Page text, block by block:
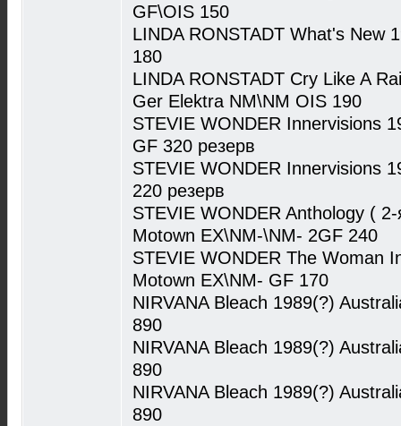
GF\OIS 150
LINDA RONSTADT What's New
180
LINDA RONSTADT Cry Like A
Ger Elektra NM\NM OIS 190
STEVIE WONDER Innervisions
GF 320 резерв
STEVIE WONDER Innervisions
220 резерв
STEVIE WONDER Anthology (
Motown EX\NM-\NM- 2GF 240
STEVIE WONDER The Woman
Motown EX\NM- GF 170
NIRVANA Bleach 1989(?)
890
NIRVANA Bleach 1989(?)
890
NIRVANA Bleach 1989(?)
890